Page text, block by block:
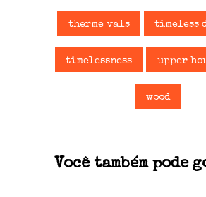
therme vals timeless
timelessness upper
wood
Você também pode